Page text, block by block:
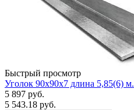
Быстрый просмотр
Уголок 90х90х7 длина 5,85(6) м.
5 897 руб.
5 543.18 руб.